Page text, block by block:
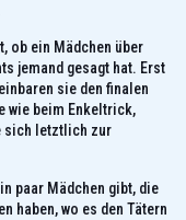
ob ein Mädchen über
jemand gesagt hat. Erst
sie den finalen
wie beim Enkeltrick,
sich letztlich zur
paar Mädchen gibt, die
haben, wo es den Tätern